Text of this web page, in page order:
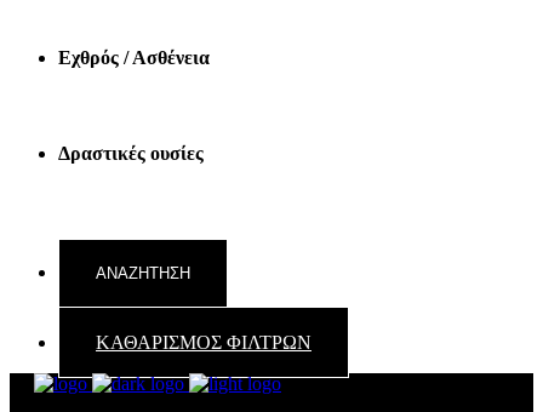
Εχθρός / Ασθένεια
Δραστικές ουσίες
ΚΑΘΑΡΙΣΜΟΣ ΦΙΛΤΡΩΝ